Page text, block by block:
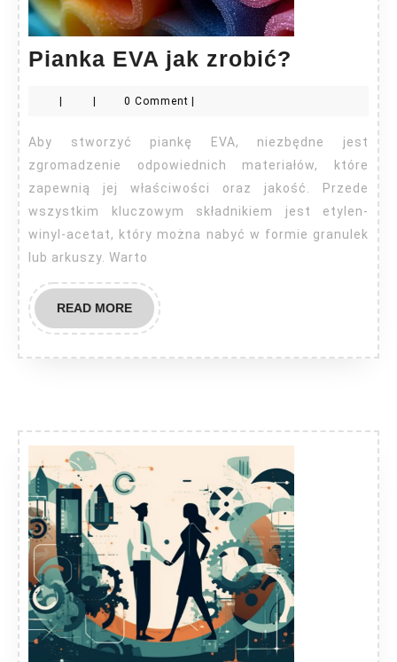
Pianka EVA jak zrobić?
zrobić?
| | 0 Comment |
Aby stworzyć piankę EVA, niezbędne jest
zgromadzenie odpowiednich materiałów, które
zapewnią jej właściwości oraz jakość. Przede
wszystkim kluczowym składnikiem jest etylen-
winyl-acetat, który można nabyć w formie granulek
lub arkuszy. Warto
READ MOREREAD
MORE